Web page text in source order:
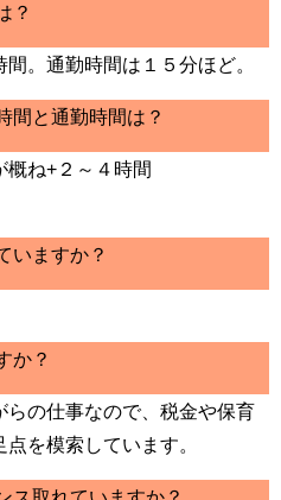
？
。通勤時間は１５分ほど。
間と通勤時間は？
ね+２～４時間
いますか？
か？
らの仕事なので、税金や保育
を模索しています。